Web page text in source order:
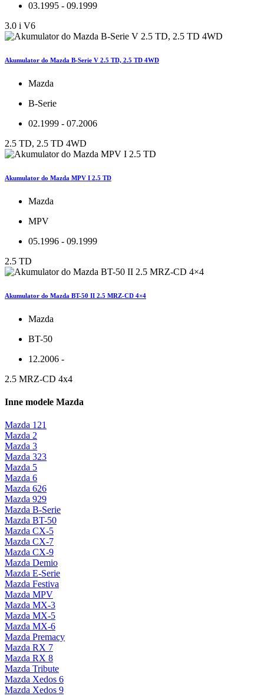
03.1995 - 09.1999
3.0 i V6
Akumulator do Mazda B-Serie V 2.5 TD, 2.5 TD 4WD
Mazda
B-Serie
02.1999 - 07.2006
2.5 TD, 2.5 TD 4WD
Akumulator do Mazda MPV I 2.5 TD
Mazda
MPV
05.1996 - 09.1999
2.5 TD
Akumulator do Mazda BT-50 II 2.5 MRZ-CD 4×4
Mazda
BT-50
12.2006 -
2.5 MRZ-CD 4x4
Inne modele Mazda
Mazda 121
Mazda 2
Mazda 3
Mazda 323
Mazda 5
Mazda 6
Mazda 626
Mazda 929
Mazda B-Serie
Mazda BT-50
Mazda CX-5
Mazda CX-7
Mazda CX-9
Mazda Demio
Mazda E-Serie
Mazda Festiva
Mazda MPV
Mazda MX-3
Mazda MX-5
Mazda MX-6
Mazda Premacy
Mazda RX 7
Mazda RX 8
Mazda Tribute
Mazda Xedos 6
Mazda Xedos 9